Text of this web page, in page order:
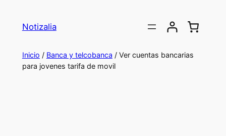
Notizalia
Inicio / Banca y telcobanca / Ver cuentas bancarias
para jovenes tarifa de movil